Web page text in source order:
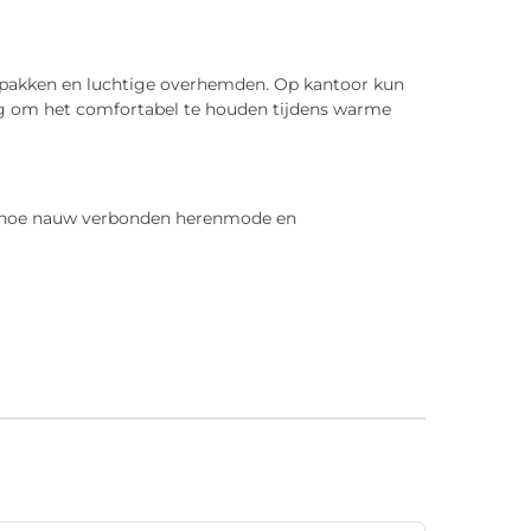
en luchtige overhemden. Op kantoor kun
om het comfortabel te houden tijdens warme
nauw verbonden herenmode en